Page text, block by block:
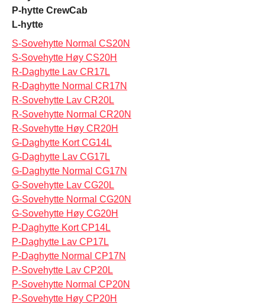
P-hytte CrewCab
L-hytte
S-Sovehytte Normal CS20N
S-Sovehytte Høy CS20H
R-Daghytte Lav CR17L
R-Daghytte Normal CR17N
R-Sovehytte Lav CR20L
R-Sovehytte Normal CR20N
R-Sovehytte Høy CR20H
G-Daghytte Kort CG14L
G-Daghytte Lav CG17L
G-Daghytte Normal CG17N
G-Sovehytte Lav CG20L
G-Sovehytte Normal CG20N
G-Sovehytte Høy CG20H
P-Daghytte Kort CP14L
P-Daghytte Lav CP17L
P-Daghytte Normal CP17N
P-Sovehytte Lav CP20L
P-Sovehytte Normal CP20N
P-Sovehytte Høy CP20H